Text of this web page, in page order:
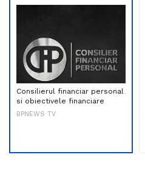
Consilierul financiar personal
si obiectivele financiare
BPNEWS TV